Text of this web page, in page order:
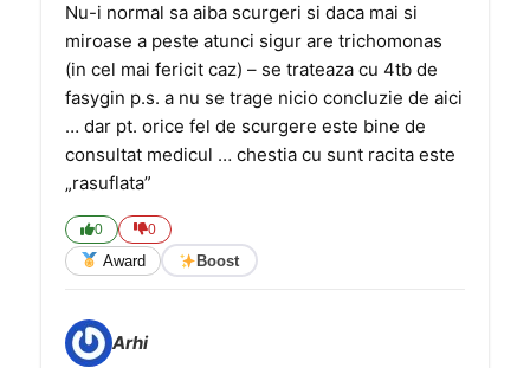
Nu-i normal sa aiba scurgeri si daca mai si
miroase a peste atunci sigur are trichomonas
(in cel mai fericit caz) – se trateaza cu 4tb de
fasygin p.s. a nu se trage nicio concluzie de aici
… dar pt. orice fel de scurgere este bine de
consultat medicul … chestia cu sunt racita este
„rasuflata”
0 0
Award Boost
Arhi